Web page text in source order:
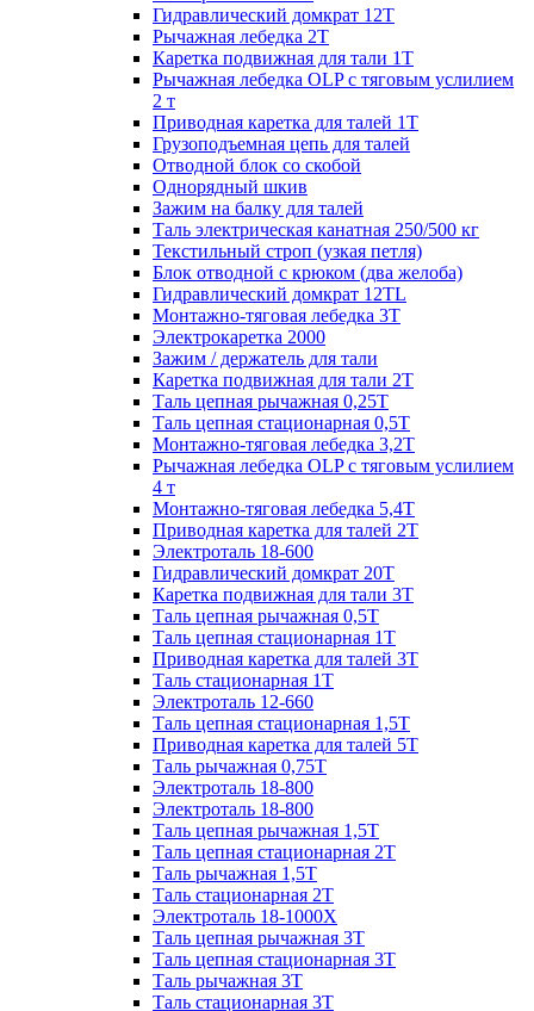
Гидравлический домкрат 12Т
Рычажная лебедка 2Т
Каретка подвижная для тали 1Т
Рычажная лебедка OLP с тяговым услилием
2 т
Приводная каретка для талей 1Т
Грузоподъемная цепь для талей
Отводной блок со скобой
Однорядный шкив
Зажим на балку для талей
Таль электрическая канатная 250/500 кг
Текстильный строп (узкая петля)
Блок отводной с крюком (два желоба)
Гидравлический домкрат 12TL
Монтажно-тяговая лебедка 3Т
Электрокаретка 2000
Зажим / держатель для тали
Каретка подвижная для тали 2Т
Таль цепная рычажная 0,25Т
Таль цепная стационарная 0,5Т
Монтажно-тяговая лебедка 3,2Т
Рычажная лебедка OLP с тяговым услилием
4 т
Монтажно-тяговая лебедка 5,4Т
Приводная каретка для талей 2Т
Электроталь 18-600
Гидравлический домкрат 20T
Каретка подвижная для тали 3Т
Таль цепная рычажная 0,5Т
Таль цепная стационарная 1Т
Приводная каретка для талей 3Т
Таль стационарная 1Т
Электроталь 12-660
Таль цепная стационарная 1,5Т
Приводная каретка для талей 5Т
Таль рычажная 0,75Т
Электроталь 18-800
Электроталь 18-800
Таль цепная рычажная 1,5Т
Таль цепная стационарная 2Т
Таль рычажная 1,5Т
Таль стационарная 2Т
Электроталь 18-1000X
Таль цепная рычажная 3Т
Таль цепная стационарная 3Т
Таль рычажная 3Т
Таль стационарная 3Т